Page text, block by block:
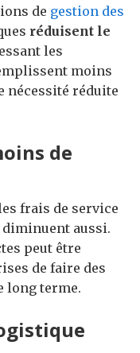
de gestion des
réduisent le
les
moins
nécessité réduite
de
frais de service
diminuent aussi.
peut être
de faire des
long terme.